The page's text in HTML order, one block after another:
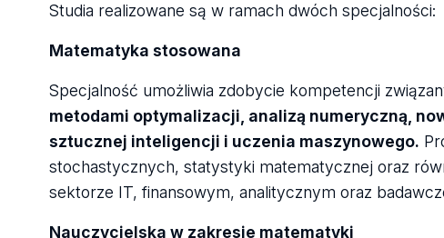
Studia realizowane są w ramach dwóch specjalności:
Matematyka stosowana
Specjalność umożliwia zdobycie kompetencji
metodami optymalizacji, analizą numeryczną,
sztucznej inteligencji i uczenia maszynowego.
stochastycznych, statystyki matematycznej oraz
sektorze IT, finansowym, analitycznym oraz
Nauczycielska w zakresie matematyki